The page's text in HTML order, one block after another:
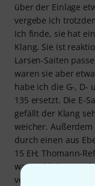
über der Einlage
vergebe ich
Ich finde, sie hat
Klang. Sie ist
Larsen-Saiten
waren sie aber
habe ich die G-, D-
135 ersetzt. Die E-
gefällt der Klang
weicher.
durch einen aus
15 EH; Thomann-
war wirklich gut.
verbessert.